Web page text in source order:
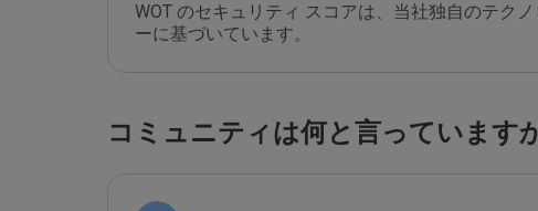
WOT のセキュリティ スコアは、当社独自のテク
ーに基づいています。
コミュニティは何と言っています